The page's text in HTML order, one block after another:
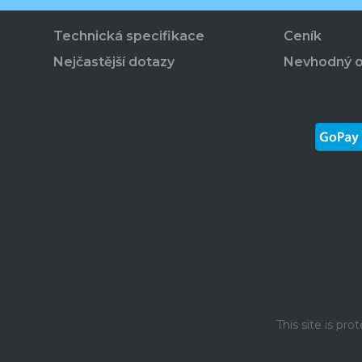
Technická specifikace
Nejčastější dotazy
Ceník
Nevhodný
This site is